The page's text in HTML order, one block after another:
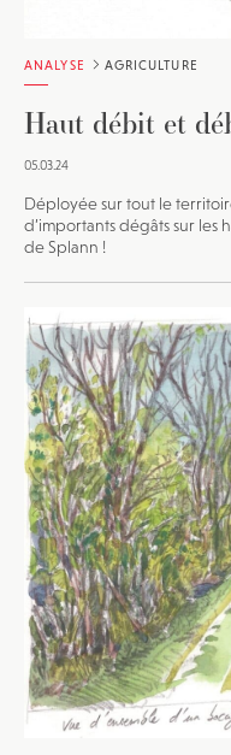
ANALYSE AGRICULTURE
Haut débit et
05.03.24
Déployée sur tout le
d’importants dégâts sur les
de Splann !